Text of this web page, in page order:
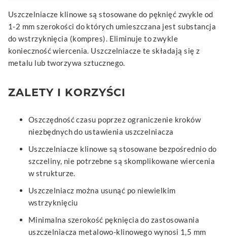
Uszczelniacze klinowe są stosowane do pęknięć zwykle od
1-2 mm szerokości do których umieszczana jest substancja
do wstrzyknięcia (kompres). Eliminuje to zwykle
konieczność wiercenia. Uszczelniacze te składają się z
metalu lub tworzywa sztucznego.
ZALETY I KORZYŚCI
Oszczędność czasu poprzez ograniczenie kroków
niezbędnych do ustawienia uszczelniacza
Uszczelniacze klinowe są stosowane bezpośrednio do
szczeliny, nie potrzebne są skomplikowane wiercenia
w strukturze.
Uszczelniacz można usunąć po niewielkim
wstrzyknięciu
Minimalna szerokość pęknięcia do zastosowania
uszczelniacza metalowo-klinowego wynosi 1,5 mm